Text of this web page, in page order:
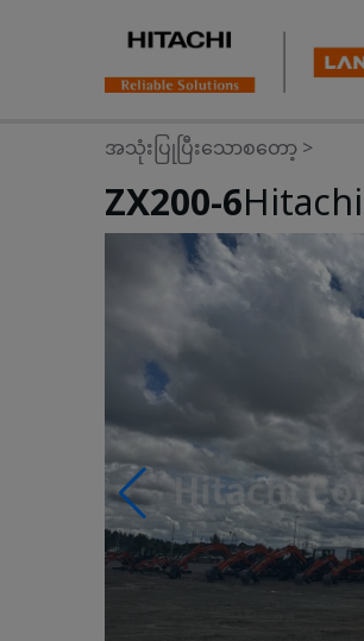
အသုံးပြုပြီးသောစတော့ >
ZX200-6Hitachi
Photos & Videos